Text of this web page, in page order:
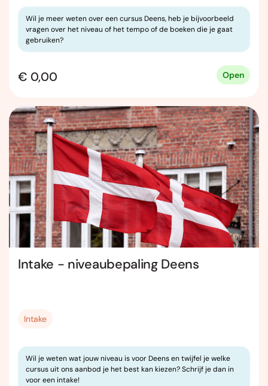
Wil je meer weten over een cursus Deens, heb je bijvoorbeeld
vragen over het niveau of het tempo of de boeken die je gaat
gebruiken?
€ 0,00 Open
Intake - niveaubepaling Deens
Intake
Wil je weten wat jouw niveau is voor Deens en twijfel je welke
cursus uit ons aanbod je het best kan kiezen? Schrijf je dan in
voor een intake!